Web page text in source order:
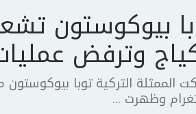
بيوكوستون
وترفض
الممثلة التركية توبا
وظهرت ...